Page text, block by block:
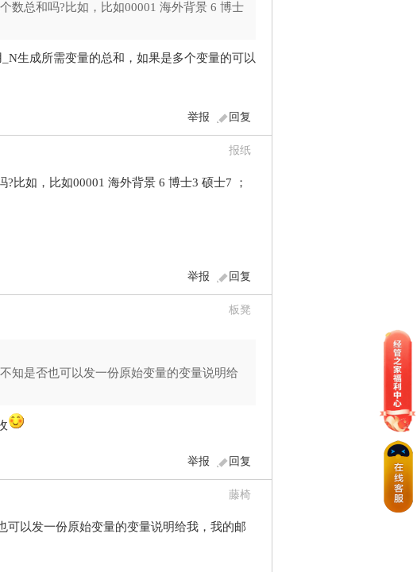
数总和吗?比如，比如00001 海外背景 6 博士
生成所需变量的总和，如果是多个变量的可以
回复
举报
报纸
比如，比如00001 海外背景 6 博士3 硕士7 ；
回复
举报
板凳
知是否也可以发一份原始变量的变量说明给
回复
举报
藤椅
以发一份原始变量的变量说明给我，我的邮